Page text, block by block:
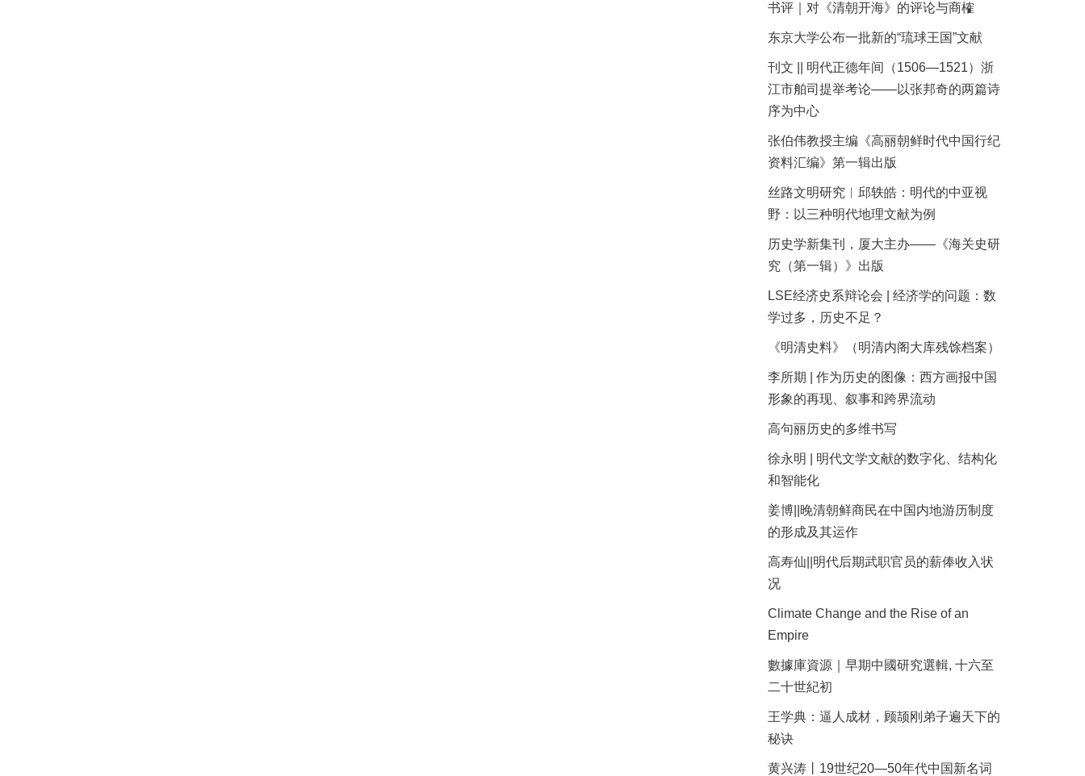
书评｜对《清朝开海》的评论与商榷
东京大学公布一批新的“琉球王国”文献
刊文 || 明代正德年间（1506—1521）浙
江市舶司提举考论——以张邦奇的两篇诗
序为中心
张伯伟教授主编《高丽朝鲜时代中国行纪
资料汇编》第一辑出版
丝路文明研究︱邱轶皓：明代的中亚视
野：以三种明代地理文献为例
历史学新集刊，厦大主办——《海关史研
究（第一辑）》出版
LSE经济史系辩论会 | 经济学的问题：数
学过多，历史不足？
《明清史料》（明清内阁大库残馀档案）
李所期 | 作为历史的图像：西方画报中国
形象的再现、叙事和跨界流动
高句丽历史的多维书写
徐永明 | 明代文学文献的数字化、结构化
和智能化
姜博||晚清朝鲜商民在中国内地游历制度
的形成及其运作
高寿仙||明代后期武职官员的薪俸收入状
况
Climate Change and the Rise of an
Empire
數據庫資源｜早期中國研究選輯, 十六至
二十世紀初
王学典：逼人成材，顾颉刚弟子遍天下的
秘诀
黄兴涛丨19世纪20—50年代中国新名词